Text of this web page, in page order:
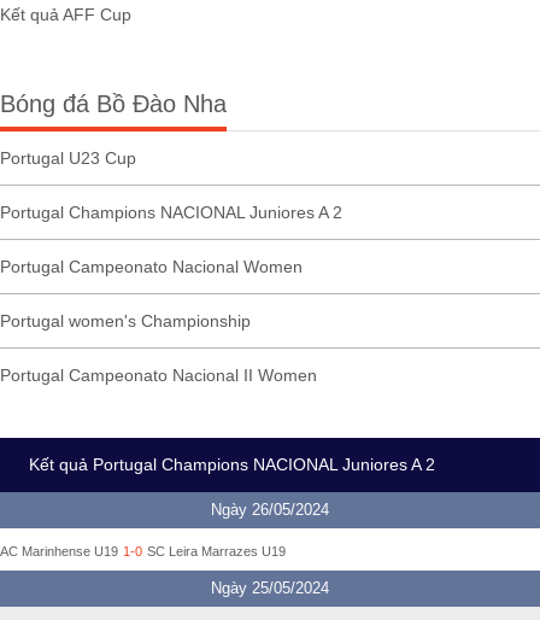
Kết quả AFF Cup
Bóng đá Bồ Đào Nha
Portugal U23 Cup
Portugal Champions NACIONAL Juniores A 2
Portugal Campeonato Nacional Women
Portugal women's Championship
Portugal Campeonato Nacional II Women
Kết quả Portugal Champions NACIONAL Juniores A 2
Ngày 26/05/2024
AC Marinhense U19 1-0 SC Leira Marrazes U19
Ngày 25/05/2024